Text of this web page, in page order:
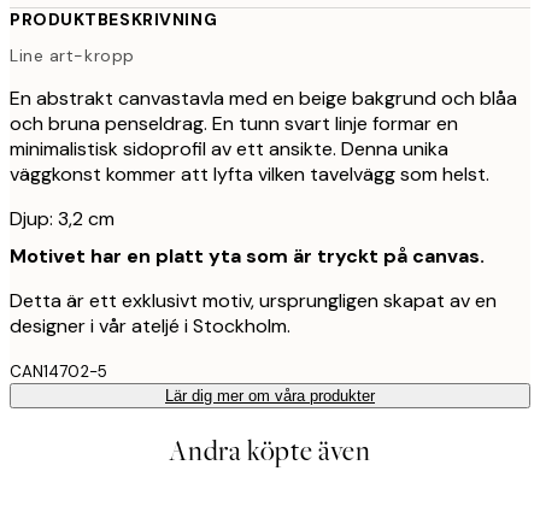
PRODUKTBESKRIVNING
Line art-kropp
En abstrakt canvastavla med en beige bakgrund och blåa
och bruna penseldrag. En tunn svart linje formar en
minimalistisk sidoprofil av ett ansikte. Denna unika
väggkonst kommer att lyfta vilken tavelvägg som helst.
Djup: 3,2 cm
Motivet har en platt yta som är tryckt på canvas.
Detta är ett exklusivt motiv, ursprungligen skapat av en
designer i vår ateljé i Stockholm.
CAN14702-5
Lär dig mer om våra produkter
Andra köpte även